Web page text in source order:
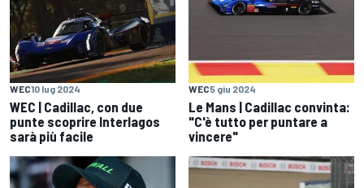
WEC10 lug 2024
WEC | Cadillac, con due
punte scoprire Interlagos
sarà più facile
WEC5 giu 2024
Le Mans | Cadillac convinta:
"C'è tutto per puntare a
vincere"